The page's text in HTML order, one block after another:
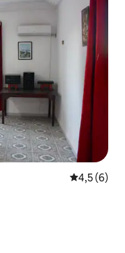
Évaluation
4,5 (6)